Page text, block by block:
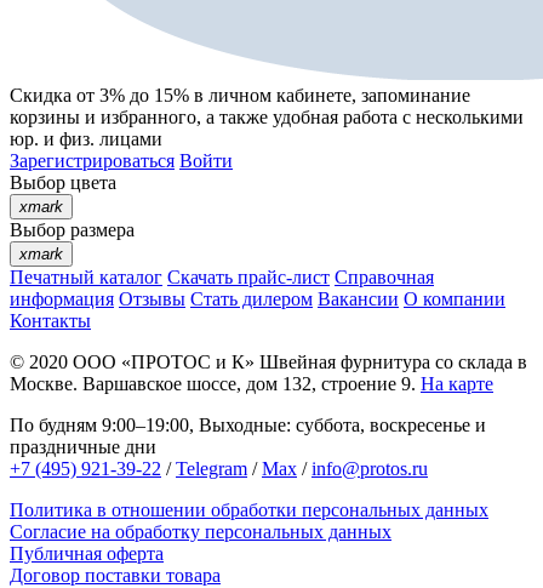
Скидка от 3% до 15% в личном кабинете, запоминание
корзины и избранного, а также удобная работа с несколькими
юр. и физ. лицами
Зарегистрироваться Войти
Выбор цвета
xmark
Выбор размера
xmark
Печатный каталог Скачать прайс-лист Справочная
информация Отзывы Стать дилером Вакансии О компании
Контакты
© 2020 ООО «ПРОТОС и К» Швейная фурнитура со склада в
Москве. Варшавское шоссе, дом 132, строение 9. На карте
По будням 9:00–19:00, Выходные: суббота, воскресенье и
праздничные дни
+7 (495) 921-39-22 /Telegram /Max /info@protos.ru
Политика в отношении обработки персональных данных
Согласие на обработку персональных данных
Публичная оферта
Договор поставки товара